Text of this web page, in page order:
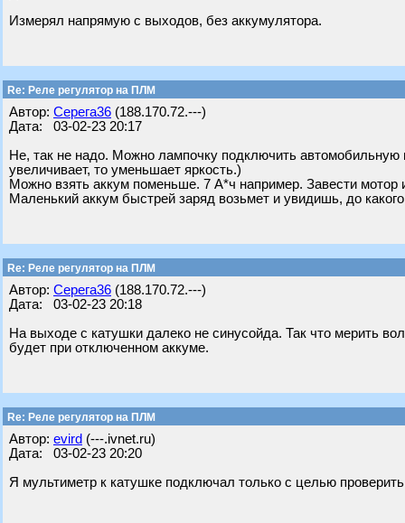
Измерял напрямую с выходов, без аккумулятора.
Re: Реле регулятор на ПЛМ
Автор: Серега36 (188.170.72.---)
Дата: 03-02-23 20:17
Не, так не надо. Можно лампочку подключить автомобильную
увеличивает, то уменьшает яркость.)
Можно взять аккум поменьше. 7 А*ч например. Завести
Маленький аккум быстрей заряд возьмет и увидишь, до
Re: Реле регулятор на ПЛМ
Автор: Серега36 (188.170.72.---)
Дата: 03-02-23 20:18
На выходе с катушки далеко не синусойда. Так что мерить
будет при отключенном аккуме.
Re: Реле регулятор на ПЛМ
Автор: evird (---.ivnet.ru)
Дата: 03-02-23 20:20
Я мультиметр к катушке подключал только с целью